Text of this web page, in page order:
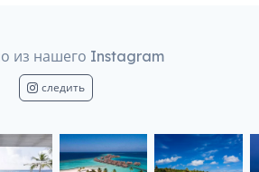
из нашего Instagram
следить